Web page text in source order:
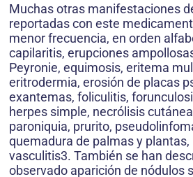
Muchas otras manifestaciones
reportadas con este
menor frecuencia, en orden
capilaritis, erupciones
Peyronie, equimosis, eritema
eritrodermia, erosión de placas
exantemas, foliculitis,
herpes simple, necrólisis
paroniquia, prurito,
quemadura de palmas y
vasculitis3. También se han
observado aparición de nódulos